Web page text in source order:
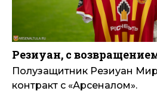
Резиуан, с
Полузащитник Резиуан
контракт с «Арсеналом».